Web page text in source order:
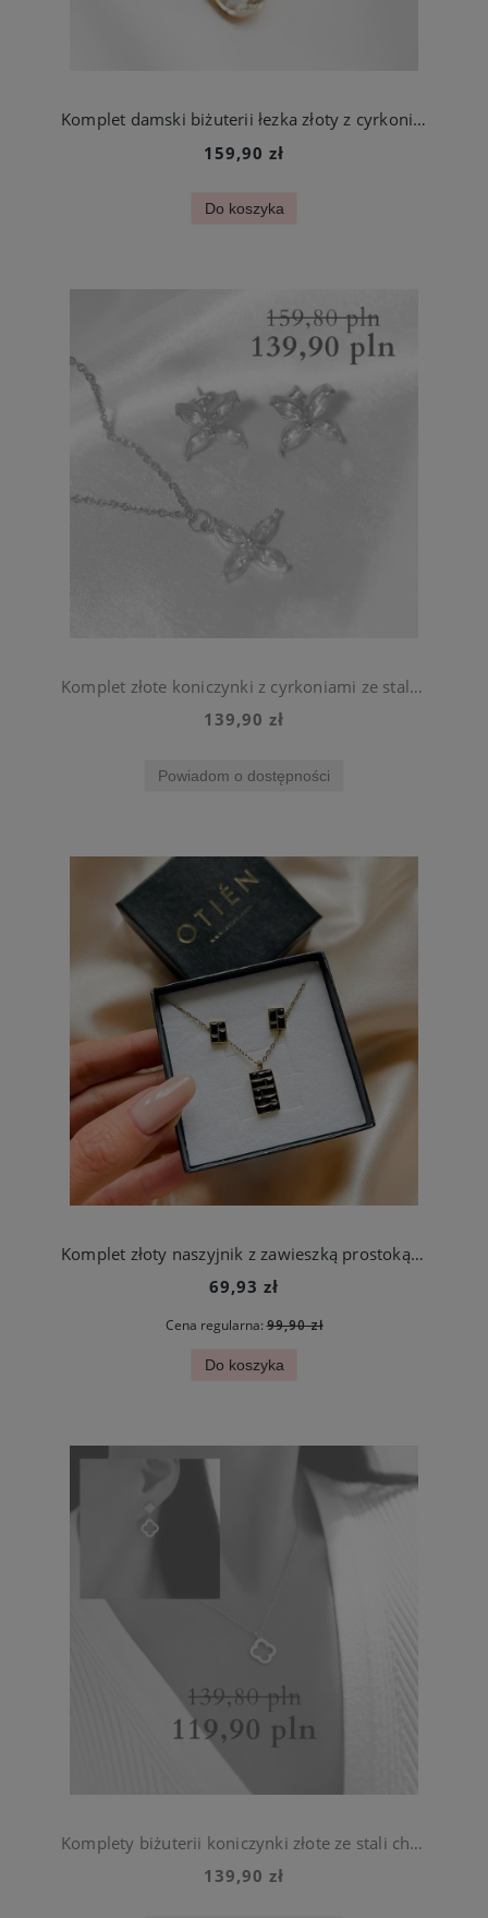
Komplet damski biżuterii łezka złoty z cyrkoniami stal szlachetna
159,90 zł
Do koszyka
Komplet złote koniczynki z cyrkoniami ze stali szlachetnej
139,90 zł
Powiadom o dostępności
Komplet złoty naszyjnik z zawieszką prostokąt z czarnymi cyrkoniami + kolczyki
69,93 zł
Cena regularna:99,90 zł
Do koszyka
Komplety biżuterii koniczynki złote ze stali chirurgicznej 316l
139,90 zł